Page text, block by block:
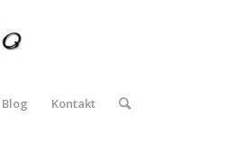
Blog Kontakt